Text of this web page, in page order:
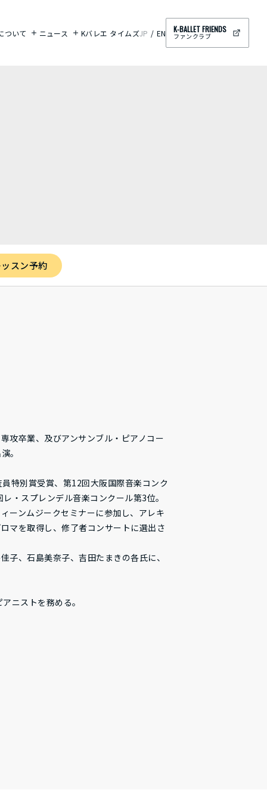
ついて ニュース Kバレエ タイムズJP EN K-BALLET FRIENDS
ファンクラブ
スン予約
攻卒業、及びアンサンブル・ピアノコー
。
特別賞受賞、第12回大阪国際音楽コンク
・スプレンデル音楽コンクール第3位。
ーンムジークセミナーに参加し、アレキ
マを取得し、修了者コンサートに選出さ
子、石島美奈子、吉田たまきの各氏に、
ニストを務める。